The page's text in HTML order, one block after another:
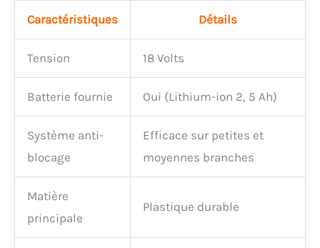
Caractéristiques Détails
Tension 18 Volts
Batterie fournie Oui (Lithium-ion 2, 5 Ah)
Système anti-
blocage
Efficace sur petites et
moyennes branches
Matière
principale
Plastique durable